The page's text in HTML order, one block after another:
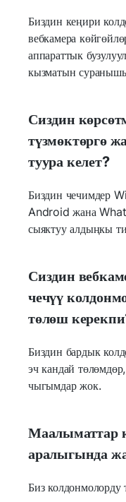
Биздин кеңири
вебкамера
аппараттык
кызматын
Сиздин
түзмөктөргө
туура келет?
Биздин чечимдер
Android жана
сыяктуу алдыңкы
Сиздин
чечүү
төлөш
Биздин бардык
эч кандай
чыгымдар жок.
Маалыматтар
аралыгында
Биз колдонмолорду